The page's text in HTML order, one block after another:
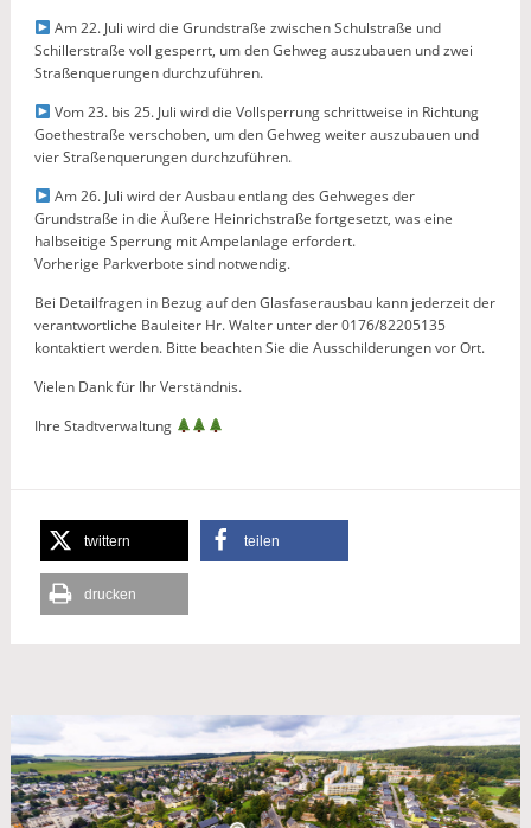
Am 22. Juli wird die Grundstraße zwischen Schulstraße und
Schillerstraße voll gesperrt, um den Gehweg auszubauen und zwei
Straßenquerungen durchzuführen.
Vom 23. bis 25. Juli wird die Vollsperrung schrittweise in Richtung
Goethestraße verschoben, um den Gehweg weiter auszubauen und
vier Straßenquerungen durchzuführen.
Am 26. Juli wird der Ausbau entlang des Gehweges der
Grundstraße in die Äußere Heinrichstraße fortgesetzt, was eine
halbseitige Sperrung mit Ampelanlage erfordert.
Vorherige Parkverbote sind notwendig.
Bei Detailfragen in Bezug auf den Glasfaserausbau kann jederzeit der
verantwortliche Bauleiter Hr. Walter unter der 0176/82205135
kontaktiert werden. Bitte beachten Sie die Ausschilderungen vor Ort.
Vielen Dank für Ihr Verständnis.
Ihre Stadtverwaltung
twittern teilen
drucken